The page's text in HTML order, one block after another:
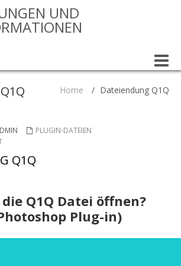
UND
Toggle
Home / Dateiendung Q1Q
PLUGIN-DATEIEN
Q1Q
Q1Q Datei öffnen?
Plug-in)